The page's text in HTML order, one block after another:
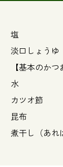
塩 ・
淡口し
【基本のかつ
水 ・
カツオ
昆布
煮干し（